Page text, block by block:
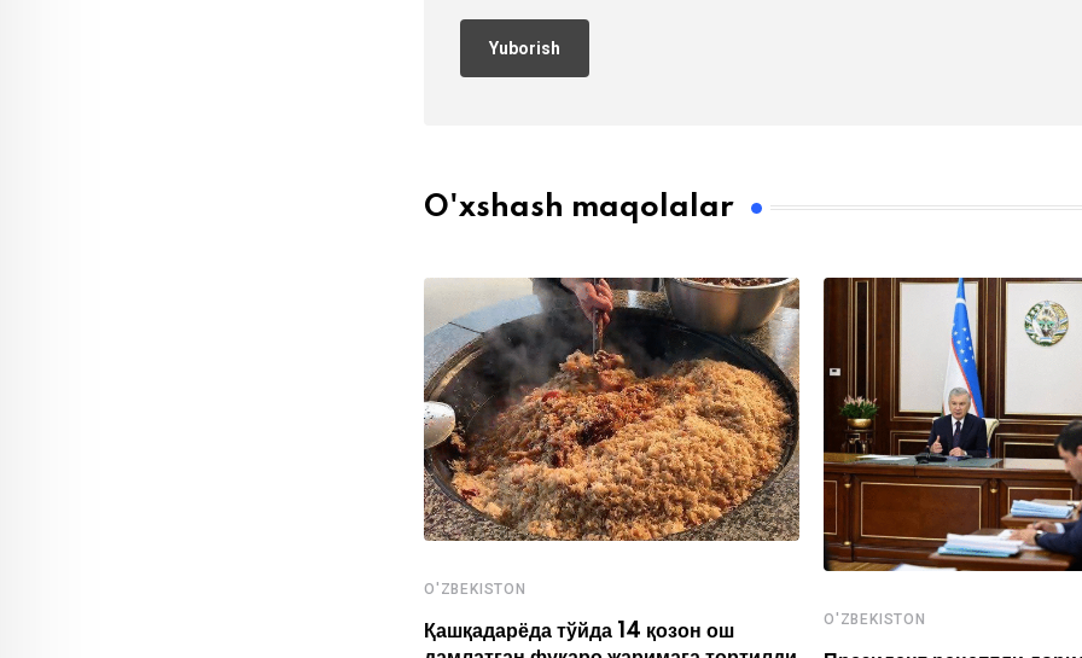
O'xshash maqolalar
O'ZBEKISTON
Қашқадарёда тўйда 14 қозон ош
O'ZBEKISTON